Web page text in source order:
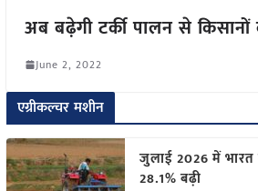
अब बढ़ेगी टर्की पालन से
June 2, 2022
एग्रीकल्चर मशीन
जुलाई 2026 में भारत
28.1% बढ़ी